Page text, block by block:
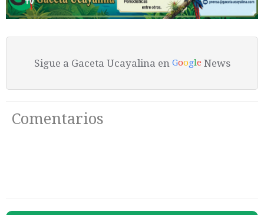
Sigue a Gaceta Ucayalina en Google News
Comentarios